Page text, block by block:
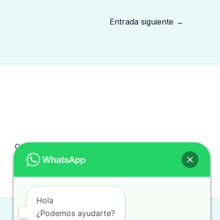
Entrada siguiente →
Copyright © 2026 traduccionintegral.com.mx
Hola
¿Podemos ayudarte?